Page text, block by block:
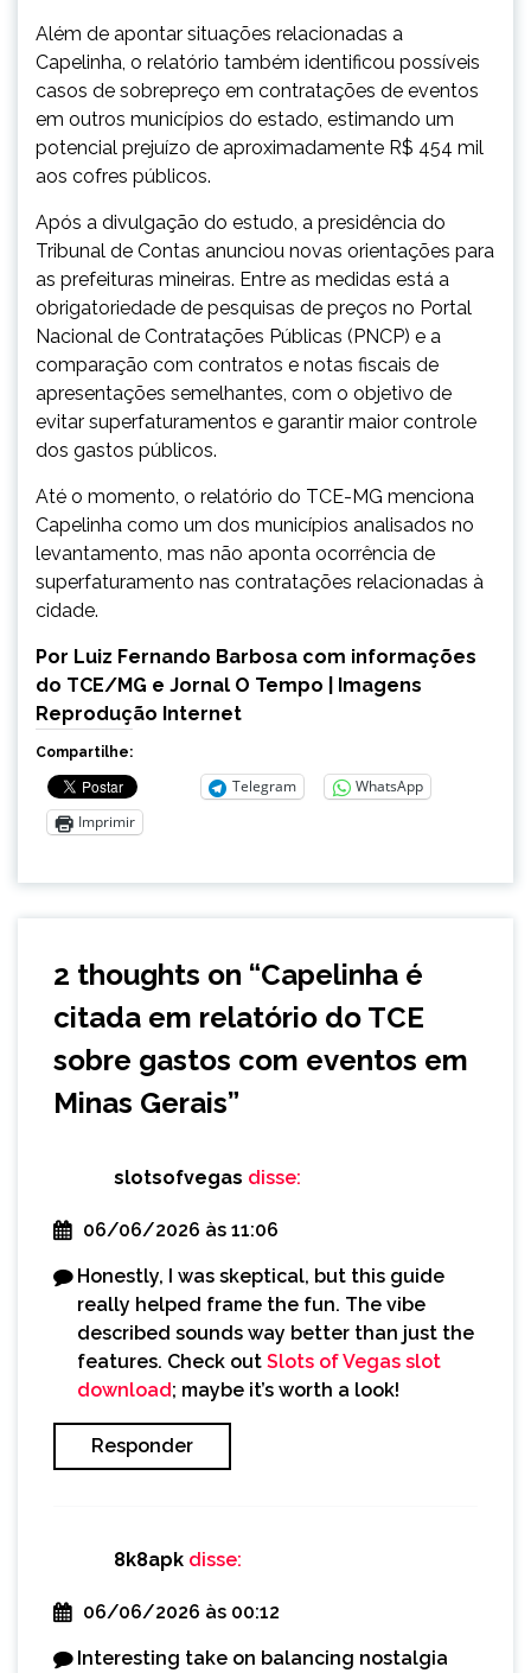
Além de apontar situações relacionadas a
Capelinha, o relatório também identificou possíveis
casos de sobrepreço em contratações de eventos
em outros municípios do estado, estimando um
potencial prejuízo de aproximadamente R$ 454 mil
aos cofres públicos.
Após a divulgação do estudo, a presidência do
Tribunal de Contas anunciou novas orientações para
as prefeituras mineiras. Entre as medidas está a
obrigatoriedade de pesquisas de preços no Portal
Nacional de Contratações Públicas (PNCP) e a
comparação com contratos e notas fiscais de
apresentações semelhantes, com o objetivo de
evitar superfaturamentos e garantir maior controle
dos gastos públicos.
Até o momento, o relatório do TCE-MG menciona
Capelinha como um dos municípios analisados no
levantamento, mas não aponta ocorrência de
superfaturamento nas contratações relacionadas à
cidade.
Por Luiz Fernando Barbosa com informações
do TCE/MG e Jornal O Tempo | Imagens
Reprodução Internet
Compartilhe:
Telegram
WhatsApp
Imprimir
2 thoughts on “Capelinha é
citada em relatório do TCE
sobre gastos com eventos em
Minas Gerais”
slotsofvegas disse:
06/06/2026 às 11:06
Honestly, I was skeptical, but this guide
really helped frame the fun. The vibe
described sounds way better than just the
features. Check out Slots of Vegas slot
download; maybe it’s worth a look!
Responder
8k8apk disse:
06/06/2026 às 00:12
Interesting take on balancing nostalgia